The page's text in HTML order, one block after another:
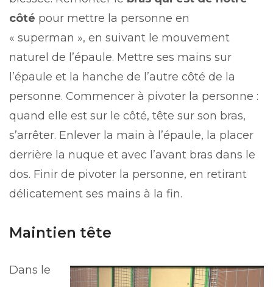
côté pour mettre la personne en
« superman », en suivant le mouvement
naturel de l’épaule. Mettre ses mains sur
l’épaule et la hanche de l’autre côté de la
personne. Commencer à pivoter la personne :
quand elle est sur le côté, tête sur son bras,
s’arrêter. Enlever la main à l’épaule, la placer
derrière la nuque et avec l’avant bras dans le
dos. Finir de pivoter la personne, en retirant
délicatement ses mains à la fin.
Maintien tête
Dans le